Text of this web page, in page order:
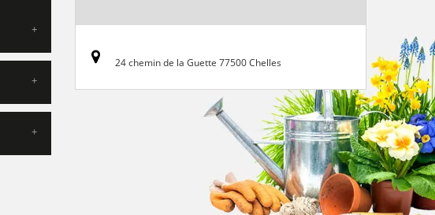
24 chemin de la Guette 77500 Chelles